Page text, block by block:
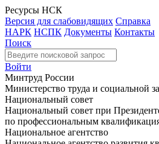
Ресурсы НСК
Версия для слабовидящих Справка
НАРК НСПК Документы Контакты
Поиск
Войти
Минтруд России
Министерство труда и социальной
Национальный совет
Национальный совет при
по профессиональным
Национальное агентство